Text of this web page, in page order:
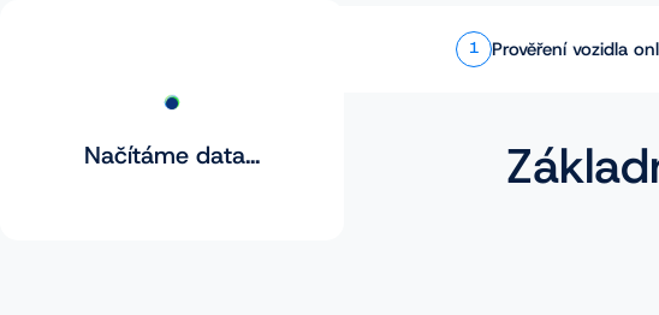
Načítáme data...
1 Prověření vozidla